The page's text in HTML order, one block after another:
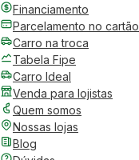
Financiamento
Parcelamento no cartão
Carro na troca
Tabela Fipe
Carro Ideal
Venda para lojistas
Quem somos
Nossas lojas
Blog